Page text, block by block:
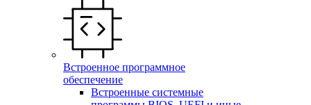
Встроенное программное
обеспечение
Встроенные системные